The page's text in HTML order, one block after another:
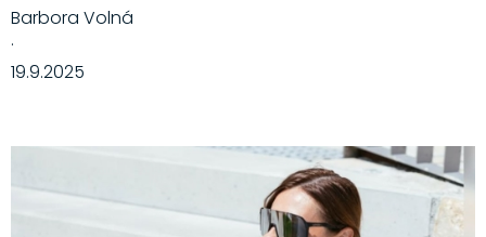
Barbora Volná
·
19.9.2025